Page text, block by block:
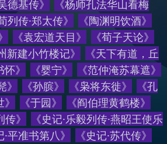
德基传》 《杨师孔法华山看梅
列传·郑太传》 《陶渊明饮酒》
《袁宏道天目》 《荀子天论》
新建小竹楼记》 《天下有道，丘
怀》 《婴宁》 《范仲淹苏幕遮》
》 《孙膑》 《枭将东徙》 《孔
》 《于园》 《阎伯理黄鹤楼》
传》 《史记·乐毅列传·燕昭王使乐
·平准书第八》 《史记·苏代传》